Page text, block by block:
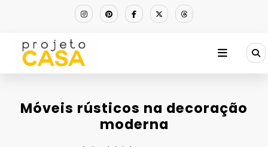
Móveis rústicos na decoração
moderna